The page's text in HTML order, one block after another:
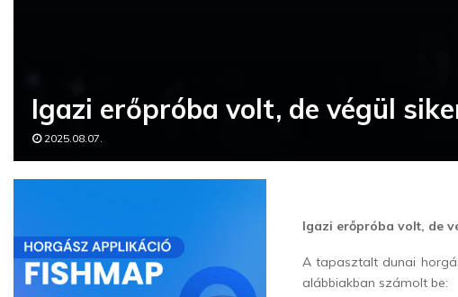
Igazi erőpróba volt, de végül
2025.08.07.
Igazi erőpróba volt, de
A tapasztalt dunai
alábbiakban számolt be: